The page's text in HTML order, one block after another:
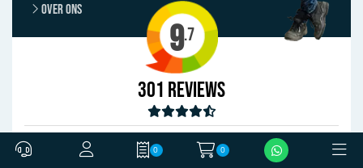
Offerte
0 0
Over ons
9.7
301 Reviews